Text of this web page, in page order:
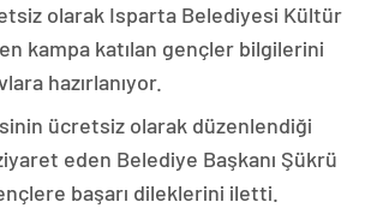
olarak Isparta Belediyesi Kültür
kampa katılan gençler bilgilerini
hazırlanıyor.
ücretsiz olarak düzenlendiği
ziyaret eden Belediye Başkanı Şükrü
başarı dileklerini iletti.